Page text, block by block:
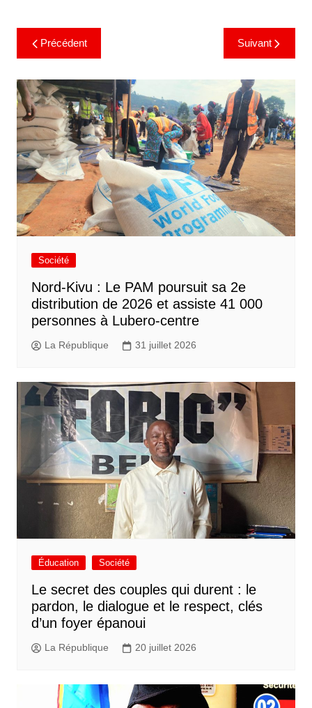
Précédent Suivant
Société
Nord-Kivu : Le PAM poursuit sa 2e
distribution de 2026 et assiste 41 000
personnes à Lubero-centre
La République 31 juillet 2026
Éducation Société
Le secret des couples qui durent : le
pardon, le dialogue et le respect, clés
d’un foyer épanoui
La République 20 juillet 2026